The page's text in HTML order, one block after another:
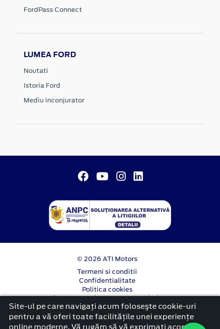
FordPass Connect
LUMEA FORD
Noutati
Istoria Ford
Mediu inconjurator
© 2026 ATI Motors
Termeni si conditii
Confidentialitate
Politica cookies
Anunț începere proiect ”PNRR. Fonduri pentru
România modernă și reformată”.
platformă dezvoltată de Workleto
Site-ul pe care navigați acum foloseşte cookie-uri
pentru a vă oferi toate facilitățile unei experiențe
online moderne. Vă rugăm să vă exprimați acordul